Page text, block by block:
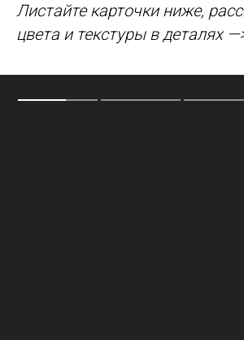
Листайте карточки ниже,
цвета и текстуры в деталях